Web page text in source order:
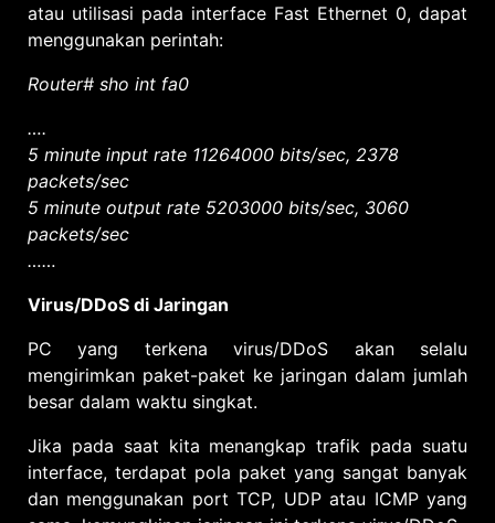
atau utilisasi pada interface Fast Ethernet 0, dapat
menggunakan perintah:
Router# sho int fa0
….
5 minute input rate 11264000 bits/sec, 2378
packets/sec
5 minute output rate 5203000 bits/sec, 3060
packets/sec
……
Virus/DDoS di Jaringan
PC yang terkena virus/DDoS akan selalu
mengirimkan paket-paket ke jaringan dalam jumlah
besar dalam waktu singkat.
Jika pada saat kita menangkap trafik pada suatu
interface, terdapat pola paket yang sangat banyak
dan menggunakan port TCP, UDP atau ICMP yang